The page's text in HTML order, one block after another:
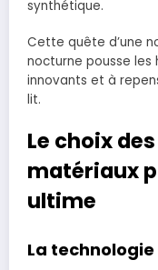
synthétique.
Cette quête d’une
nocturne pousse les
innovants et à
lit.
Le choix
matériaux
ultime
La